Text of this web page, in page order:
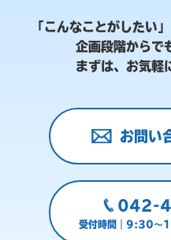
「こんなことがしたい
企画段階からで
まずは、お気軽
お問い
042-
受付時間｜9:30～